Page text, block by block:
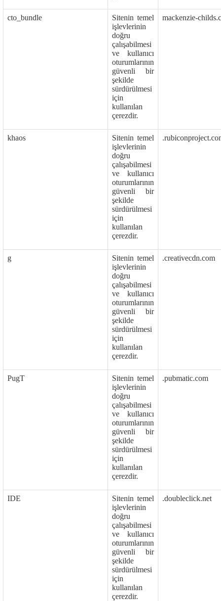
cto_bundle
Sitenin temel
işlevlerinin
doğru
çalışabilmesi
ve kullanıcı
oturumlarının
güvenli bir
şekilde
sürdürülmesi
için
kullanılan
çerezdir.
mackenzie-
khaos
Sitenin temel
işlevlerinin
doğru
çalışabilmesi
ve kullanıcı
oturumlarının
güvenli bir
şekilde
sürdürülmesi
için
kullanılan
çerezdir.
g
Sitenin temel
işlevlerinin
doğru
çalışabilmesi
ve kullanıcı
oturumlarının
güvenli bir
şekilde
sürdürülmesi
için
kullanılan
çerezdir.
.creativecdn.com
PugT
Sitenin temel
işlevlerinin
doğru
çalışabilmesi
ve kullanıcı
oturumlarının
güvenli bir
şekilde
sürdürülmesi
için
kullanılan
çerezdir.
.pubmatic.com
IDE
Sitenin temel
işlevlerinin
doğru
çalışabilmesi
ve kullanıcı
oturumlarının
güvenli bir
şekilde
sürdürülmesi
için
kullanılan
çerezdir.
.doubleclick.net